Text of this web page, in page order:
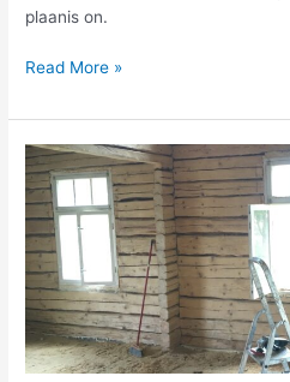
plaanis on.
Remont:
seisus
siis
maja
on
ja
millised
on
plaanid
edaspidiseks?
Read More »